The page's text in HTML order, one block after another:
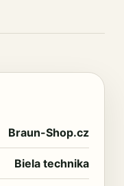
Braun-Shop.cz
Biela technika